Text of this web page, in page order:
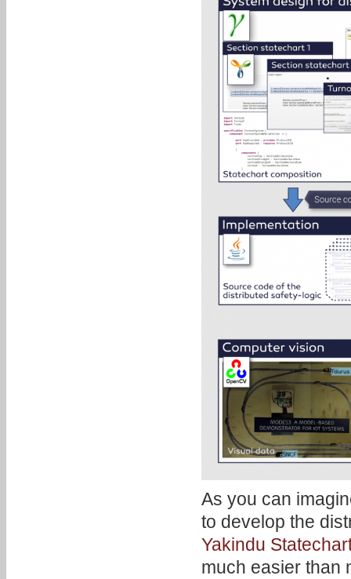
As you can
to develop the
Yakindu
much easier than